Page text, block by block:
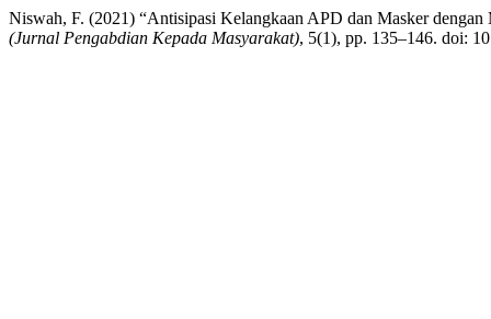
Niswah, F. (2021) “Antisipasi Kelangkaan APD dan Masker
(Jurnal Pengabdian Kepada Masyarakat), 5(1), pp. 135–146. doi: